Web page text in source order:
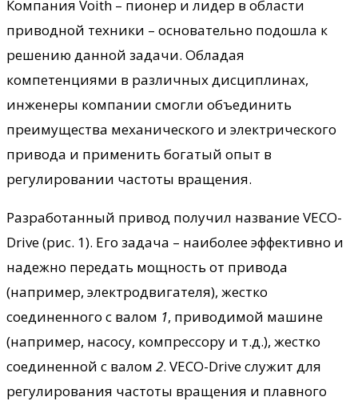
Компания Voith – пионер и лидер в области
приводной техники – основательно подошла к
решению данной задачи. Обладая
компетенциями в различных дисциплинах,
инженеры компании смогли объединить
преимущества механического и электрического
привода и применить богатый опыт в
регулировании частоты вращения.
Разработанный привод получил название VECO-
Drive (рис. 1). Его задача – наиболее эффективно и
надежно передать мощность от привода
(например, электродвигателя), жестко
соединенного с валом 1, приводимой машине
(например, насосу, компрессору и т.д.), жестко
соединенной с валом 2. VECO-Drive служит для
регулирования частоты вращения и плавного